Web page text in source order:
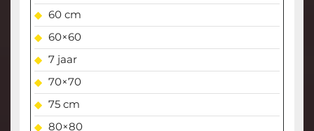
60 cm
60×60
7 jaar
70×70
75 cm
80×80